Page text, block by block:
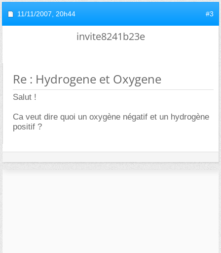
11/11/2007, 20h44 #3
invite8241b23e
Re : Hydrogene et Oxygene
Salut !
Ca veut dire quoi un oxygène négatif et un hydrogène
positif ?